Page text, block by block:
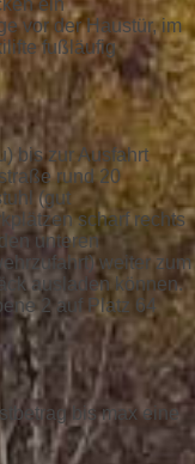
ein
vor der Haustür, im
fußläufig
bis zur Ausfahrt
rund 20
(gut
scharf rechts
unteren
weiter zum
ausladen können.
2 auf Platz 64
bis max eine